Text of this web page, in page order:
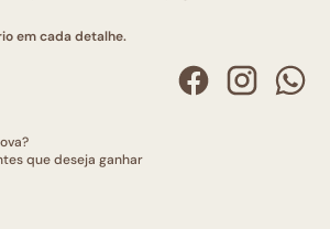
em cada detalhe.
que deseja ganhar